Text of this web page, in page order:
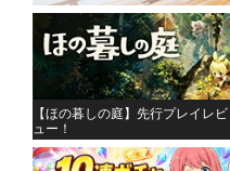
【ほの暮しの庭】先行プレイレビ
ュー！